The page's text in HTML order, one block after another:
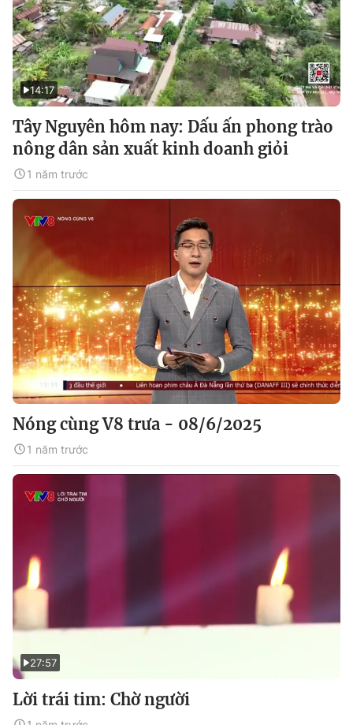
14:17
Tây Nguyên hôm nay: Dấu ấn phong trào
nông dân sản xuất kinh doanh giỏi
1 năm trước
Nóng cùng V8 trưa - 08/6/2025
1 năm trước
27:57
Lời trái tim: Chờ người